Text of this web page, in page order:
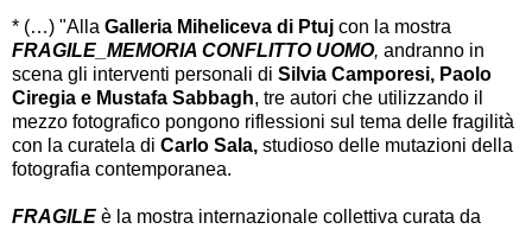
* (…) "Alla Galleria Miheliceva di Ptuj con la mostra
FRAGILE_MEMORIA CONFLITTO UOMO, andranno in
scena gli interventi personali di Silvia Camporesi, Paolo
Ciregia e Mustafa Sabbagh, tre autori che utilizzando il
mezzo fotografico pongono riflessioni sul tema delle fragilità
con la curatela di Carlo Sala, studioso delle mutazioni della
fotografia contemporanea.
FRAGILE è la mostra internazionale collettiva curata da